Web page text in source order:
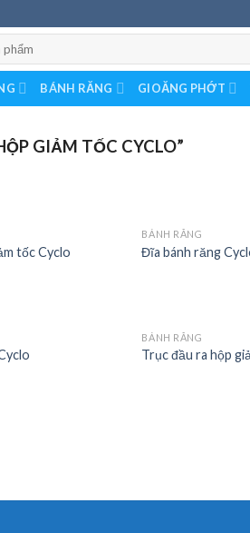
BÁNH RĂNG GIOĂNG PHỚT
GIẢM TỐC CYCLO”
tốc Cyclo
BÁNH RĂNG
Đĩa bánh răng
BÁNH RĂNG
Trục đầu ra hộp